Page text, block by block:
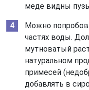
меде видны
Можно
частях воды.
мутноватый
натуральном
примесей
добавлять в